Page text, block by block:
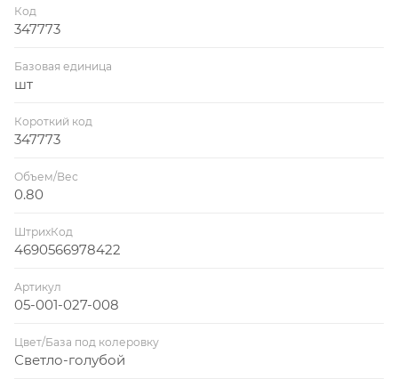
Код
347773
Базовая единица
шт
Короткий код
347773
Объем/Вес
0.80
ШтрихКод
4690566978422
Артикул
05-001-027-008
Цвет/База под колеровку
Светло-голубой